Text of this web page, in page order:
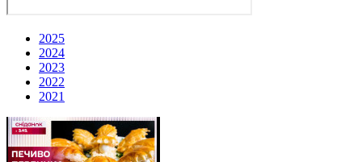
2025
2024
2023
2022
2021